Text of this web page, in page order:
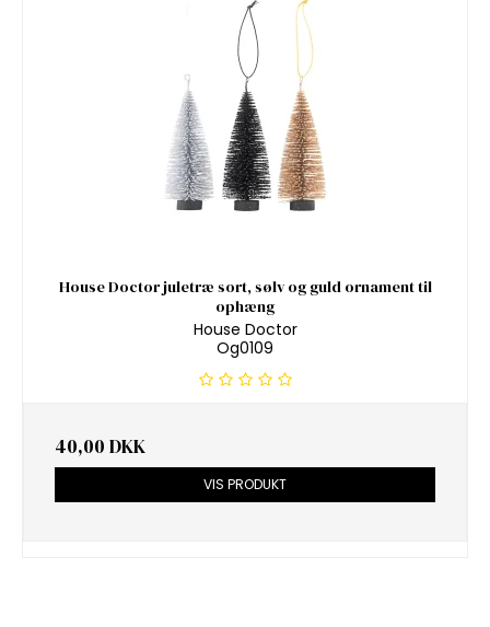
House Doctor juletræ sort, sølv og guld ornament til
ophæng
House Doctor
Og0109
40,00 DKK
VIS PRODUKT